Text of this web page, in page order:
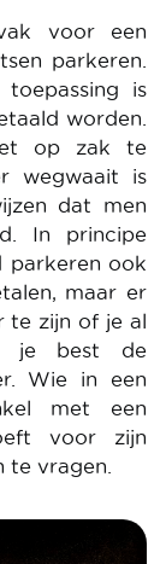
voor een
parkeren.
is
worden.
op zak te
wegwaait is
dat men
In principe
parkeren ook
maar er
te zijn of je al
je best de
Wie in een
met een
voor zijn
te vragen.